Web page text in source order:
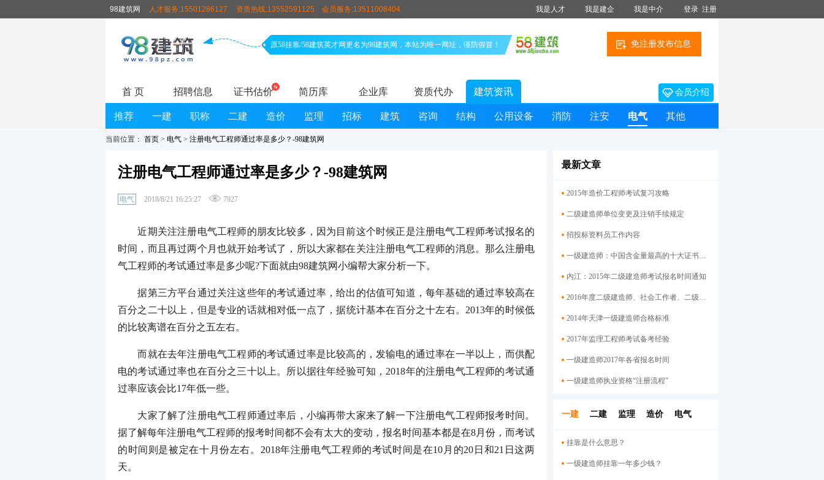
98建筑网 人才服务:15501286127 资质热线:13552591125 会员服务:13511008404 我是人才 我是建企 我是中介 登录 注册
原58挂靠/58建筑英才网更名为98建筑网，本站为唯一网址，谨防假冒！ 免注册发布信息
首 页 招聘信息 证书估价 简历库 企业库 资质代办 建筑资讯 会员介绍
推荐 一建 职称 二建 造价 监理 招标 建筑 咨询 结构 公用设备 消防 注安 电气 其他
当前位置： 首页 > 电气 > 注册电气工程师通过率是多少？-98建筑网
注册电气工程师通过率是多少？-98建筑网
电气 2018/8/21 16:25:27 7927
近期关注注册电气工程师的朋友比较多，因为目前这个时候正是注册电气工程师考试报名的
时间，而且再过两个月也就开始考试了，所以大家都在关注注册电气工程师的消息。那么注册电
气工程师的考试通过率是多少呢?下面就由98建筑网小编帮大家分析一下。
据第三方平台通过关注这些年的考试通过率，给出的估值可知道，每年基础的通过率较高在
百分之二十以上，但是专业的话就相对低一点了，据统计基本在百分之十左右。2013年的时候低
的比较离谱在百分之五左右。
而就在去年注册电气工程师的考试通过率是比较高的，发输电的通过率在一半以上，而供配
电的考试通过率也在百分之三十以上。所以据往年经验可知，2018年的注册电气工程师的考试通
过率应该会比17年低一些。
大家了解了注册电气工程师通过率后，小编再带大家来了解一下注册电气工程师报考时间。
据了解每年注册电气工程师的报考时间都不会有太大的变动，报名时间基本都是在8月份，而考试
的时间则是被定在十月份左右。2018年注册电气工程师的考试时间是在10月的20日和21日这两
天。
最新文章
2015年造价工程师考试复习攻略
二级建造师单位变更及注销手续规定
招投标资料员工作内容
一级建造师：中国含金量最高的十大证书之一
内江：2015年二级建造师考试报名时间通知
2016年度二级建造师、社会工作者、二级注册计量师、管理咨询师资格考试考后资格审查的公告
2014年天津一级建造师合格标准
2017年监理工程师考试备考经验
一级建造师2017年各省报名时间
一级建造师执业资格“注册流程”
一建 二建 监理 造价 电气
挂靠是什么意思？
一级建造师挂靠一年多少钱？